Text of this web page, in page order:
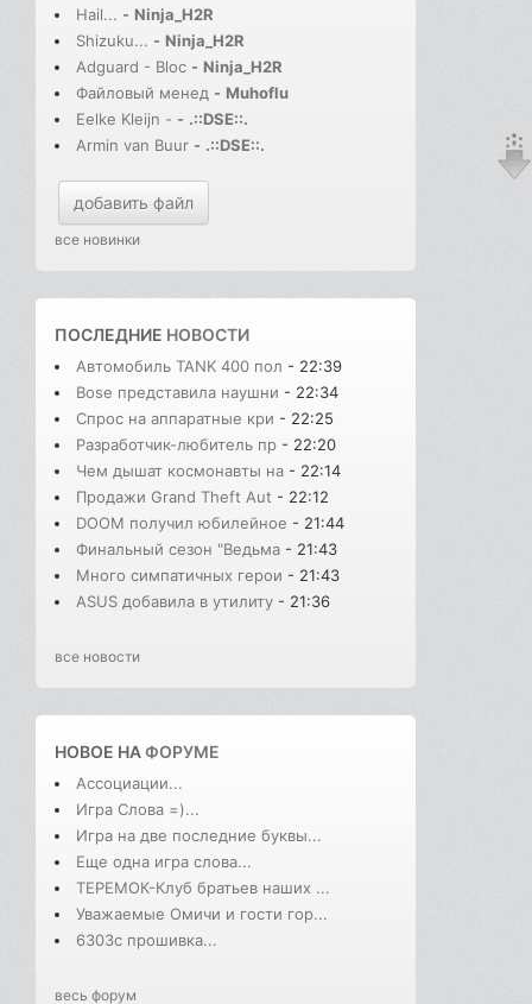
Hail... - Ninja_H2R
Shizuku... - Ninja_H2R
Adguard - Bloc - Ninja_H2R
Файловый менед - Muhoflu
Eelke Kleijn - - .::DSE::.
Armin van Buur - .::DSE::.
добавить файл
все новинки
ПОСЛЕДНИЕ НОВОСТИ
Автомобиль TANK 400 пол - 22:39
Bose представила наушни - 22:34
Спрос на аппаратные кри - 22:25
Разработчик-любитель пр - 22:20
Чем дышат космонавты на - 22:14
Продажи Grand Theft Aut - 22:12
DOOM получил юбилейное - 21:44
Финальный сезон "Ведьма - 21:43
Много симпатичных герои - 21:43
ASUS добавила в утилиту - 21:36
все новости
НОВОЕ НАФОРУМЕ
Ассоциации...
Игра Слова =)...
Игра на две последние буквы...
Еще одна игра слова...
ТЕРЕМОК-Клуб братьев наших ...
Уважаемые Омичи и гости гор...
6303с прошивка...
весь форум